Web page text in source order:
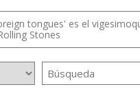
tongues' es el
Stones